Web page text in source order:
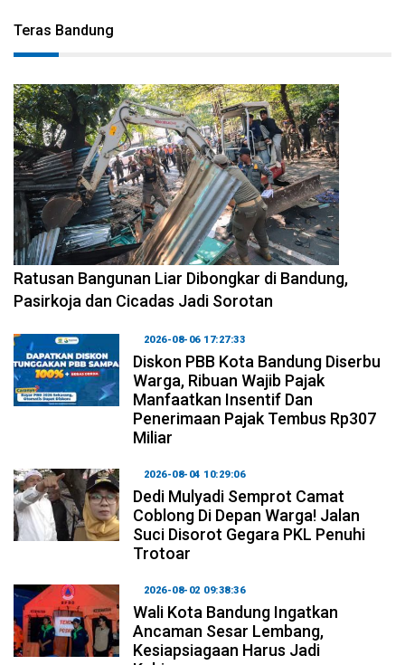
Teras Bandung
2026-08-06 17:34:08
Ratusan Bangunan Liar Dibongkar di Bandung,
Pasirkoja dan Cicadas Jadi Sorotan
2026-08-06 17:27:33
Diskon PBB Kota Bandung Diserbu
Warga, Ribuan Wajib Pajak
Manfaatkan Insentif Dan
Penerimaan Pajak Tembus Rp307
Miliar
2026-08-04 10:29:06
Dedi Mulyadi Semprot Camat
Coblong Di Depan Warga! Jalan
Suci Disorot Gegara PKL Penuhi
Trotoar
2026-08-02 09:38:36
Wali Kota Bandung Ingatkan
Ancaman Sesar Lembang,
Kesiapsiagaan Harus Jadi